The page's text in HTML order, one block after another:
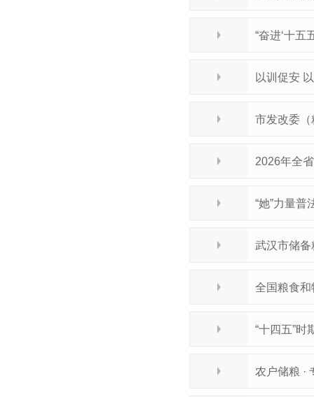
“奋进‘十
以训促安
市发改委
2026年全
“她”力量
武汉市储备
全国粮食
“十四五”
农户储粮 ·